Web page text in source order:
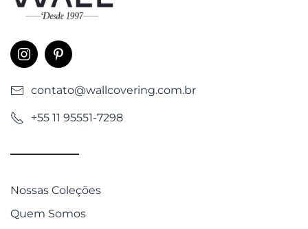
contato@wallcovering.com.br
+55 11 95551-7298
Nossas Coleções
Quem Somos